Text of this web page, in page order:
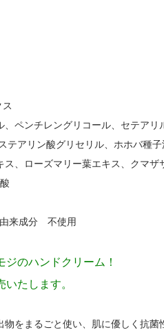
ペンチレングリコール、セテア
テアリン酸グリセリル、ホホバ種
、ローズマリー葉エキス、クマ
ン酸
来成分 不使用
のハンドクリーム！
たします。
をまるごと使い、肌に優しく抗